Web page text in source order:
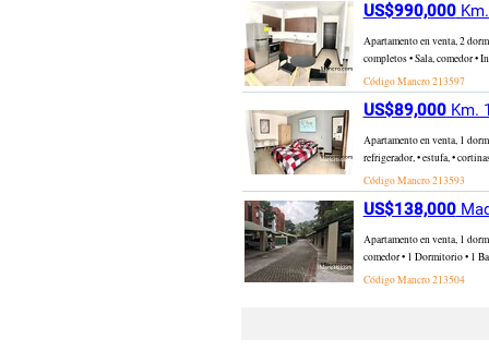
US$990,000Km.
Apartamento en venta, 2
completos • Sala, comedor •
Código Mancro213597
US$89,000Km.
Apartamento en venta, 1
refrigerador, • estufa, •
Código Mancro213593
US$138,000
Apartamento en venta, 1
comedor • 1 Dormitorio • 1
Código Mancro213504